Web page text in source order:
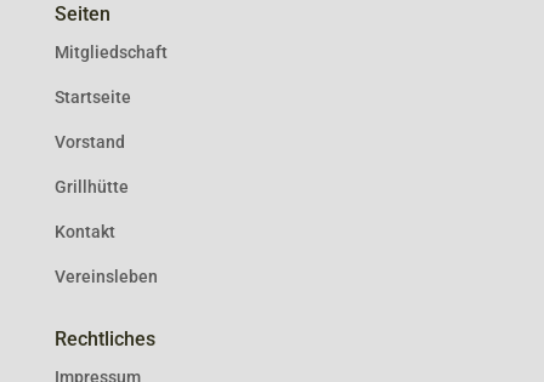
Seiten
Mitgliedschaft
Startseite
Vorstand
Grillhütte
Kontakt
Vereinsleben
Rechtliches
Impressum